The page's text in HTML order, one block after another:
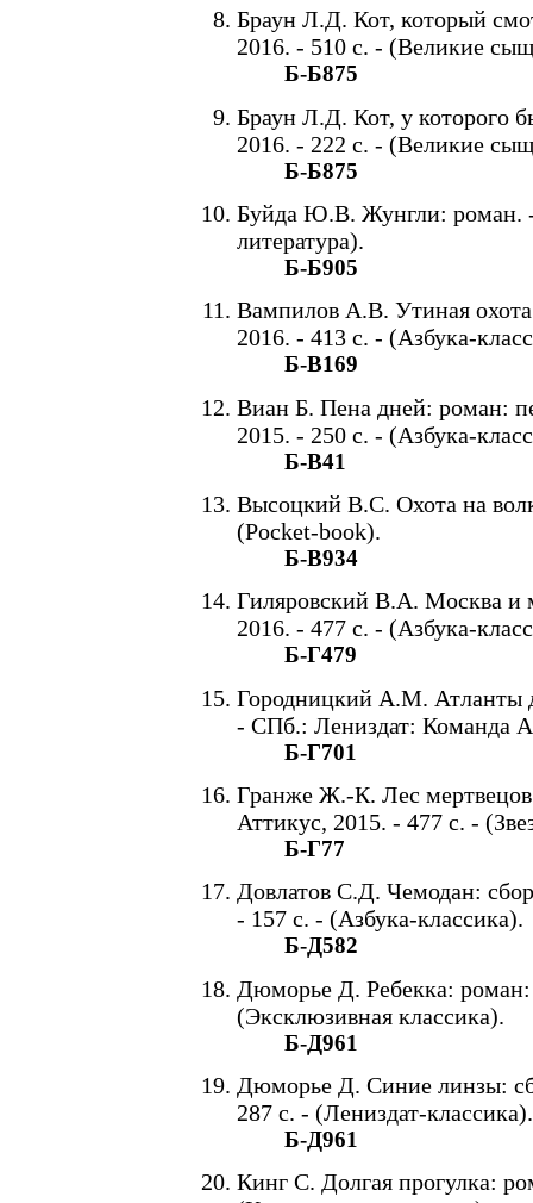
Браун Л.Д. Кот, который
2016. - 510 с. - (Великие
Б-Б875
Браун Л.Д. Кот, у которого
2016. - 222 с. - (Великие
Б-Б875
Буйда Ю.В. Жунгли: роман.
литература).
Б-Б905
Вампилов А.В. Утиная
2016. - 413 с. - (Азбука-
Б-В169
Виан Б. Пена дней: роман:
2015. - 250 с. - (Азбука-
Б-В41
Высоцкий В.С. Охота на
(Pocket-book).
Б-В934
Гиляровский В.А. Москва и
2016. - 477 с. - (Азбука-
Б-Г479
Городницкий А.М. Атланты
- СПб.: Лениздат: Команда
Б-Г701
Гранже Ж.-К. Лес
Аттикус, 2015. - 477 с. -
Б-Г77
Довлатов С.Д. Чемодан:
- 157 с. - (Азбука-классика).
Б-Д582
Дюморье Д. Ребекка:
(Эксклюзивная классика).
Б-Д961
Дюморье Д. Синие линзы:
287 с. - (Лениздат-классика).
Б-Д961
Кинг С. Долгая прогулка: